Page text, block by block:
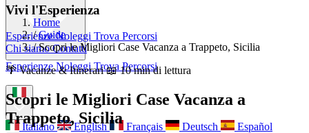
EsperienzeNoleggiTrova Percorsi
Italiano English Français Deutsch Español
Vivi l'Esperienza
Esperienze Noleggi Trova Percorsi
Chi siamo Contatti
Home
/ Guide
/ Scopri le Migliori Case Vacanza a Trappeto, Sicilia
🌴 Vacanze & Itinerari📖 10 min di lettura
Scopri le Migliori Case Vacanza a
Trappeto, Sicilia